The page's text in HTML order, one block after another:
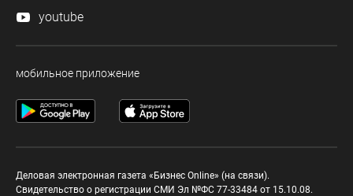
youtube
мобильное приложение
Деловая электронная газета «Бизнес Online» (на связи).
Свидетельство о регистрации СМИ Эл №ФС 77-33484 от 15.10.08.